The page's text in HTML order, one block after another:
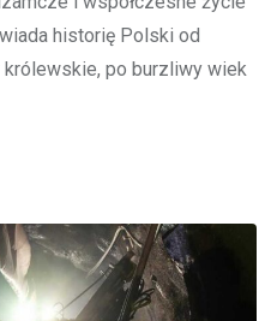
historię Polski od
po burzliwy wiek